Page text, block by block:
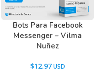
Bots Para Facebook
Messenger – Vilma
Nuñez
$12.97